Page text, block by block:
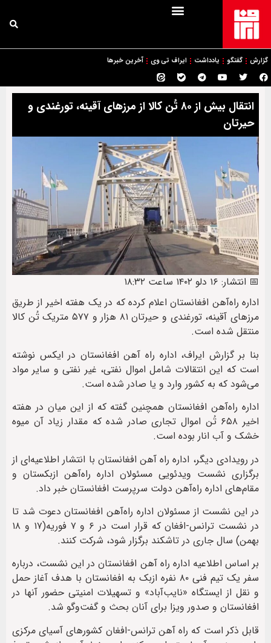
گزارش گفتگو یادداشت ایراف تی وی آخرین خبرها
انتقال بیش از ۸۰ تُن کالا از مرزهای آقینه، تورغندی و
حیرتان
📅 انتشار: ۱۶ دلو ۱۴۰۲ ساعت ۱۸:۳۲
اداره راه‌آهن افغانستان اعلام کرده که در یک هفته اخیر از طریق
مرزهای آقینه، تورغندی و حیرتان ۸۱ هزار و ۵۷۷ متریک تُن کالا
منتقل شده است.
بنا بر گزارش ایراف، اداره راه آهن افغانستان در ایکس نوشته
است که این انتقالات شامل اموال نفتی، غیر نفتی و سایر مواد
می‌شود که به کشور وارد و یا صادر شده است.
اداره راه‌آهن افغانستان همچنین گفته که از این میان در هفته
اخیر ۶۵۸ تُن اموال تجاری صادر شده که مقدار زیاد آن میوه
خشک و آب انار بوده است.
در رویدادی دیگر، اداره راه آهن افغانستان با انتشار اطلاعیه‌ای از
برگزاری نشست ویدئویی مسئولان اداره راه‌آهن ازبکستان و
مقام‌های اداره راه‌آهن دولت سرپرست افغانستان خبر داد.
در این نشست از مسئولان اداره راه‌آهن افغانستان دعوت‌ شد تا
در نشست ترانس-افغان که قرار است در ۶ و ۷ فوریه(۱۷ و ۱۸
بهمن) سال جاری در تاشکند برگزار شود، شرکت کنند.
بر اساس اطلاعیه اداره راه آهن افغانستان در این نشست، درباره
سفر یک تیم فنی ۸۰ نفره ازبک به افغانستان با هدف آغاز حمل
و نقل از ایستگاه «نایب‌آباد» و تسهیلات امنیتی حضور آنها در
افغانستان و صدور ویزا برای آنان بحث و گفت‌وگو شد.
قابل ذکر است که راه آهن ترانس-افغان کشورهای آسیای مرکزی